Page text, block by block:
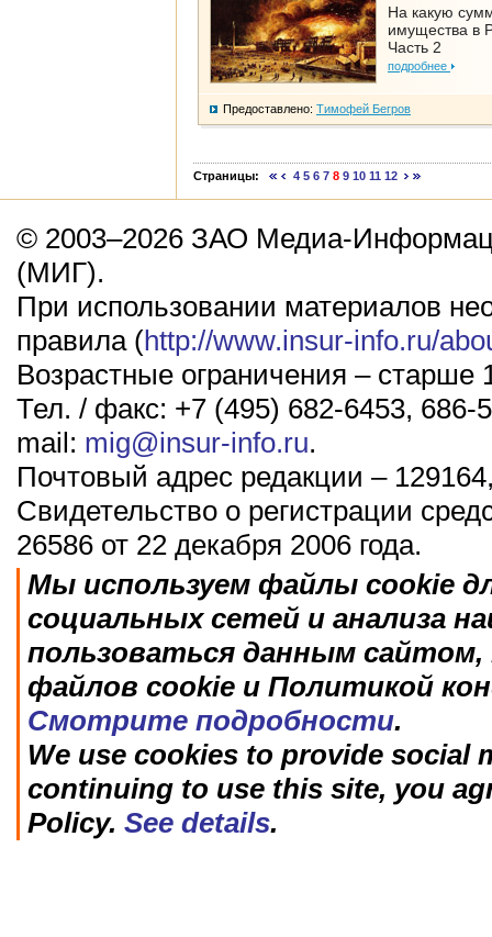
На какую
имущества в
Часть 2
подробнее
Предоставлено: Тимофей Бегров
Страницы: 4 5 6 7 8 9 10 11 12
© 2003–2026 ЗАО Медиа-
(МИГ).
При использовании материалов
правила (http://www.insur-info.ru/
Возрастные ограничения – старше
Тел. / факс: +7 (495) 682-6453, 686-
mail: mig@insur-info.ru.
Почтовый адрес редакции –
Свидетельство о регистрации
26586 от 22 декабря 2006 года.
Мы используем файлы cookie
социальных сетей и анализа
пользоваться данным
файлов cookie и Политикой
Смотрите подробности.
We use cookies to provide social
continuing to use this site, you
Policy. See details.